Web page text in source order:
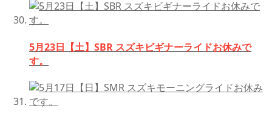
5月23日【土】SBR スズキビギナーライドお休みで
す。